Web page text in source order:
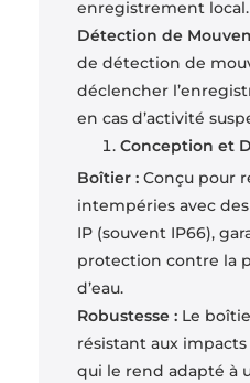
enregistrement local.
Détection de
de détection de
déclencher
en cas d’activité
Conception et
Boîtier :Conçu pour
intempéries avec
IP (souvent IP66),
protection contre la
d’eau.
Robustesse :Le
résistant aux
qui le rend adapté à